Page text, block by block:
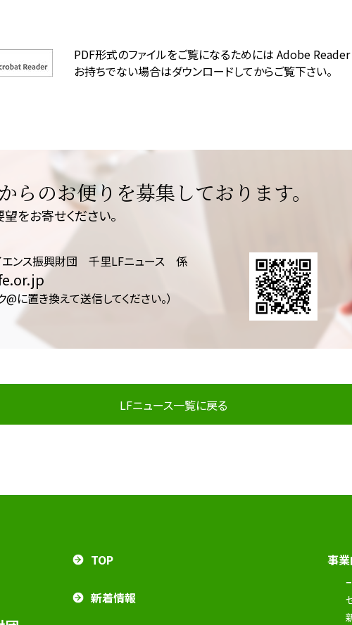
PDF形式のファイルをご覧になるためには Adobe Reader
お持ちでない場合はダウンロードしてからご覧下さい。
らのお便りを募集しております。
をお寄せください。
エンス振興財団 千里LFニュース 係
に置き換えて送信してください。）
LFニュース一覧に戻る
TOP
新着情報
事